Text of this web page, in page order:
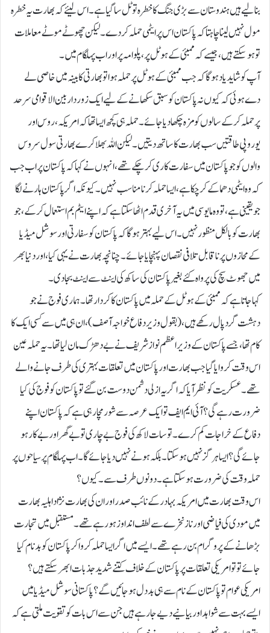
بنا لیے ہیں ہندوستان سے بڑی جنگ کا خطرہ تو ٹل سا گیا ہے۔ اس لیئے کہ بھارت یہ خطرہ
مول نہیں لینا چاہتا کہ پاکستان اس پر ایٹمی حملہ کر دے۔ لیکن چھوٹے موٹے معاملات
تو ہو سکتے ہیں، جیسے کہ ممبئی کے ہوٹل پر، پلوامہ پر اور اب پہلگام میں۔
آپ کو شاید یاد ہو گا کہ جب ممبئی کے ہوٹل پر حملہ ہوا تو بھارتی کابینہ میں خاصی لے
دے ہوئی کہ کیوں نہ پاکستان کو سبق سکھانے کے لیے ایک زور دار بین الاقوامی سرحد
پر حملہ کر کے سالوں کو مزہ چکھا دیا جائے۔ حملہ ہی کچھ ایسا تھا کہ امریکہ، روس اور
یوروپی طاقتیں سب بھارت کا ساتھ دیتیں۔ لیکن اللہ بھلا کرے بھارتی سول سروس
والوں کو جو پاکستان میں سفارت کاری کر چکے تھے، انہوں نے کہا کہ پاکستان پر اب جب
کہ وہ ایٹمی دھماکے کر چکا ہے ، ایساحملہ کرنامناسب نہیں۔ کیونکہ اگر پاکستان ہارنے لگا
جو یقینی ہے، تو وہ مایوسی میں یہ آخری قدم اٹھا سکتا ہے کہ اپنے ایٹم بم استعمال کرکے، جو
بھارت کو بالکل منظور نہیں۔ اس لیے بہتر ہو گا کہ پاکستان کو سفارتی اور سوشل میڈیا
کے محازوں پر نا قابل تلافی نقصان پہنچایا جائے۔ چنانچہ بھارت نے یہی کیا، اور دنیا بھر
میں جھوٹ سچ کی پرواہ کئے بغیرپاکستان کی ساکھ کی اینٹ سے اینٹ بجا دی۔
کہا جاتا ہے کہ ممبئی کے ہوٹل کے حملہ میں پاکستان کا کردار تھا۔ ہماری فوج نے جو
دہشت گرد پال رکھے ہیں، (بقول وزیر دفاع خواجہ آصف) ، ان ہی میں سے کسی ایک کا
کام تھا، جسے پاکستان کے وزیر اعظم نواز شریف نے بے دھڑ ک مان لیا تھا۔یہ حملہ عین
اس وقت کروایا گیا جب بھارت اور پاکستان میں تعلقات بہتری کی طرف جانے والے
تھے۔ عسکریت کو نظر آیا کہ اگر یہ ازلی دشمن دوست بن گئے تو پاکستان کو فوج کی کیا
ضرورت رہے گی؟ آئی ایم ایف تو ایک عرصہ سے شور مچا رہی ہے کہ پاکستان اپنے
دفاع کے خراجات کم کرے۔تو سات لاکھ کی فوج بے چاری تو بے گھر اور بے کار ہو
جائے گی؟ ایسا ہر گز نہیں ہو سکتا۔ بلکہ ہونے نہیں دیا جائے گا۔اب پہلگام پر سیاحوں پر
حملہ وقت کی ضرورت ہو سکتا ہے۔ دونوں طرف سے۔کیوں؟
اس وقت بھارت میں امریکہ بہادر کے نائب صدر اور ان کی بھارت نژاد اہلیہ بھارت
میں مودی کی فیاضی اور ناز نخرے سے لطف انداوز ہو رہے تھے۔ مستقبل میں تجارت
بڑھانے کے پروگرام بن رہے تھے۔ ایسے میں اگر ایسا حملہ کروا کر پاکستان کو بد نام کیا
جائے تو تو امریکی تعلقات پر پاکستان کے خلاف کتنے شدید جذبات ابھر سکتے ہیں؟
امریکی عوام تو پاکستان کے نام سے ہی بددل ہو جائیں گے؟ پاکستانی سوشل میڈیا میں
ایسے بہت سے شواہد اور بیانیے دیے جا رہے ہیں جن سے اس بات کو تقویت ملتی ہے کہ